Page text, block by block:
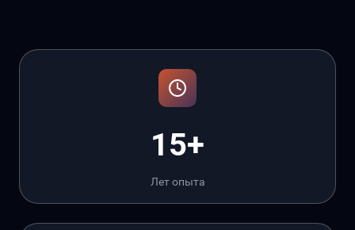
15+
Лет опыта